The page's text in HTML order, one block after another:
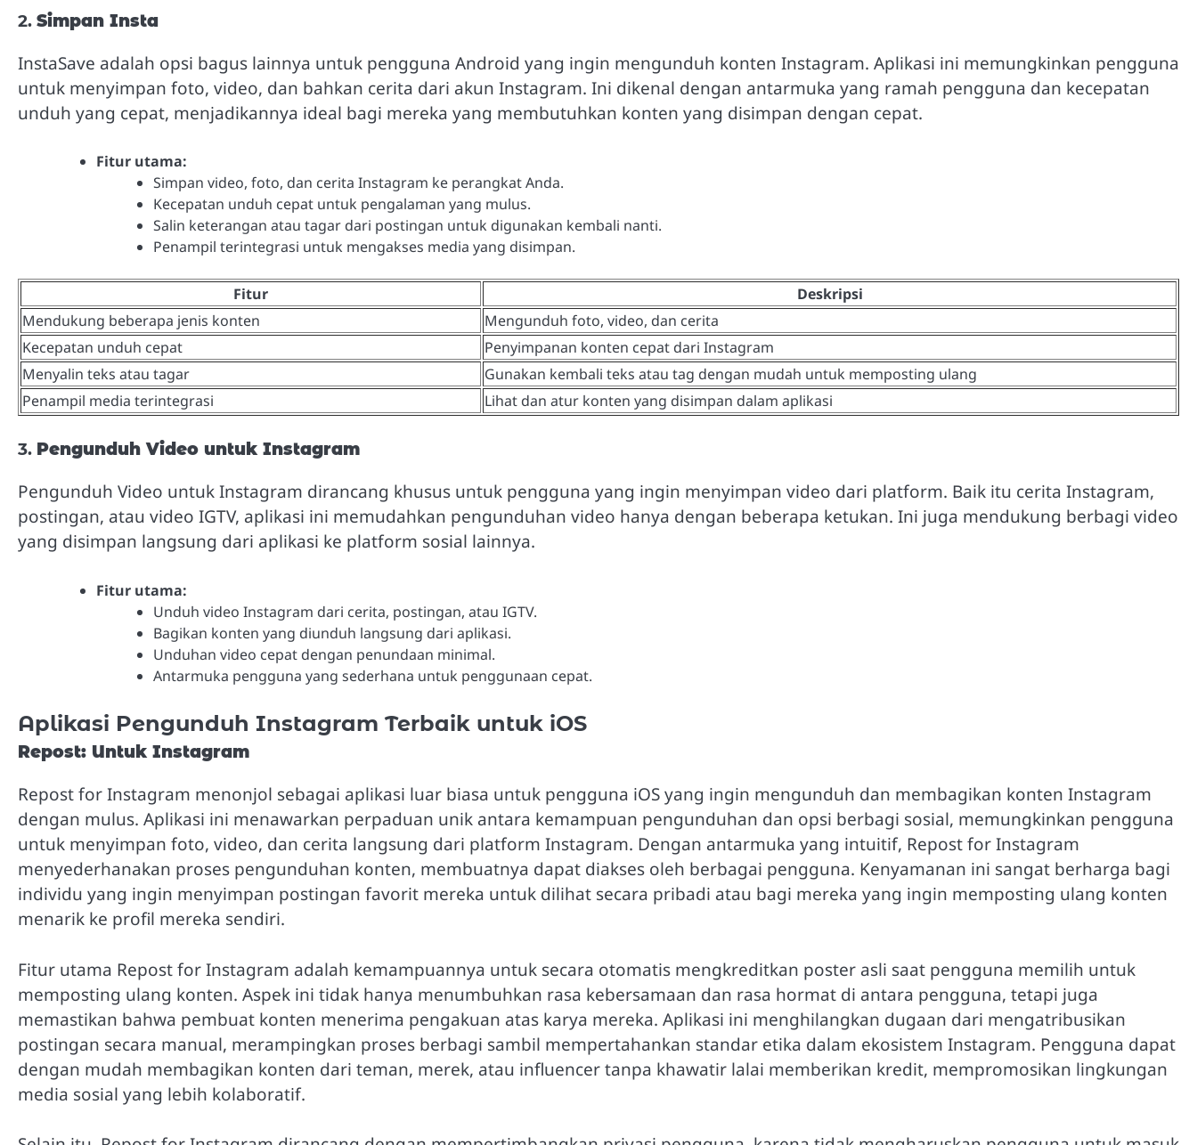
2. Simpan Insta
InstaSave adalah opsi bagus lainnya untuk pengguna Android yang ingin mengunduh konten Instagram. Aplikasi ini memungkinkan pengguna
untuk menyimpan foto, video, dan bahkan cerita dari akun Instagram. Ini dikenal dengan antarmuka yang ramah pengguna dan kecepatan
unduh yang cepat, menjadikannya ideal bagi mereka yang membutuhkan konten yang disimpan dengan cepat.
Fitur utama:
Simpan video, foto, dan cerita Instagram ke perangkat Anda.
Kecepatan unduh cepat untuk pengalaman yang mulus.
Salin keterangan atau tagar dari postingan untuk digunakan kembali nanti.
Penampil terintegrasi untuk mengakses media yang disimpan.
Fitur
Deskripsi
Mendukung beberapa jenis konten
Mengunduh foto, video, dan cerita
Kecepatan unduh cepat
Penyimpanan konten cepat dari Instagram
Menyalin teks atau tagar
Gunakan kembali teks atau tag dengan mudah untuk memposting ulang
Penampil media terintegrasi
Lihat dan atur konten yang disimpan dalam aplikasi
3. Pengunduh Video untuk Instagram
Pengunduh Video untuk Instagram dirancang khusus untuk pengguna yang ingin menyimpan video dari platform. Baik itu cerita Instagram,
postingan, atau video IGTV, aplikasi ini memudahkan pengunduhan video hanya dengan beberapa ketukan. Ini juga mendukung berbagi video
yang disimpan langsung dari aplikasi ke platform sosial lainnya.
Fitur utama:
Unduh video Instagram dari cerita, postingan, atau IGTV.
Bagikan konten yang diunduh langsung dari aplikasi.
Unduhan video cepat dengan penundaan minimal.
Antarmuka pengguna yang sederhana untuk penggunaan cepat.
Aplikasi Pengunduh Instagram Terbaik untuk iOS
Repost: Untuk Instagram
Repost for Instagram menonjol sebagai aplikasi luar biasa untuk pengguna iOS yang ingin mengunduh dan membagikan konten Instagram
dengan mulus. Aplikasi ini menawarkan perpaduan unik antara kemampuan pengunduhan dan opsi berbagi sosial, memungkinkan pengguna
untuk menyimpan foto, video, dan cerita langsung dari platform Instagram. Dengan antarmuka yang intuitif, Repost for Instagram
menyederhanakan proses pengunduhan konten, membuatnya dapat diakses oleh berbagai pengguna. Kenyamanan ini sangat berharga bagi
individu yang ingin menyimpan postingan favorit mereka untuk dilihat secara pribadi atau bagi mereka yang ingin memposting ulang konten
menarik ke profil mereka sendiri.
Fitur utama Repost for Instagram adalah kemampuannya untuk secara otomatis mengkreditkan poster asli saat pengguna memilih untuk
memposting ulang konten. Aspek ini tidak hanya menumbuhkan rasa kebersamaan dan rasa hormat di antara pengguna, tetapi juga
memastikan bahwa pembuat konten menerima pengakuan atas karya mereka. Aplikasi ini menghilangkan dugaan dari mengatribusikan
postingan secara manual, merampingkan proses berbagi sambil mempertahankan standar etika dalam ekosistem Instagram. Pengguna dapat
dengan mudah membagikan konten dari teman, merek, atau influencer tanpa khawatir lalai memberikan kredit, mempromosikan lingkungan
media sosial yang lebih kolaboratif.